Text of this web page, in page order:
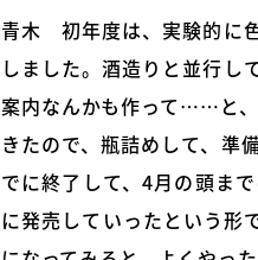
青木 初年度は、実験的に
しました。酒造りと並行し
案内なんかも作って……と、
きたので、瓶詰めして、準
でに終了して、4月の頭ま
に発売していったという